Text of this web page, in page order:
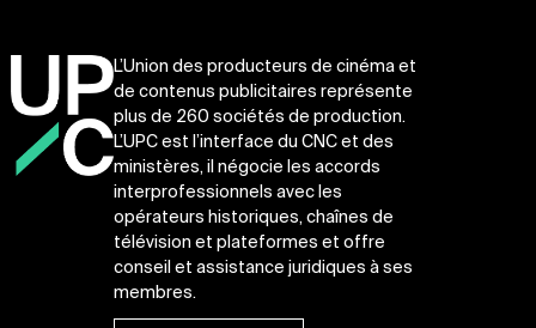
L’Union des producteurs de cinéma et
de contenus publicitaires représente
plus de 260 sociétés de production.
L’UPC est l’interface du CNC et des
ministères, il négocie les accords
interprofessionnels avec les
opérateurs historiques, chaînes de
télévision et plateformes et offre
conseil et assistance juridiques à ses
membres.